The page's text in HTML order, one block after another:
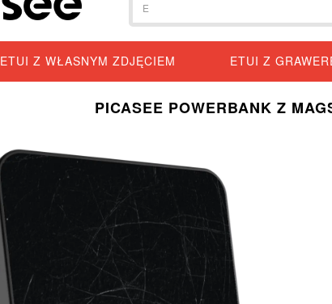
ETUI Z WŁASNYM ZDJĘCIEM ETUI Z
PICASEE POWERBANK Z